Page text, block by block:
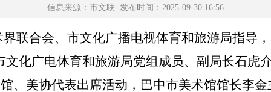
信息来源：市文联 发布时间：2025-09-30 16:56
联合会、市文化广播电视体育和旅游局指导
化广电体育和旅游局党组成员、副局长石虎
、美协代表出席活动，巴中市美术馆馆长李金